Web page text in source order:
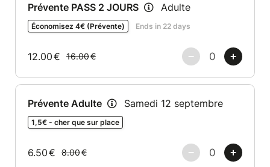
Prévente PASS 2 JOURS Adulte
Économisez 4€ (Prévente) Ends in 22 days
12.00€ 16.00€
Prévente Adulte Samedi 12 septembre
1,5€ - cher que sur place
6.50€ 8.00€